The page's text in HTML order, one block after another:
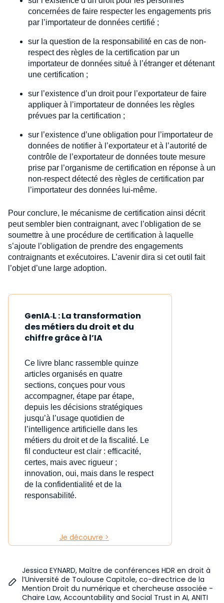
concernées de faire respecter les engagements pris
par l’importateur de données certifié ;
sur la question de la responsabilité en cas de non-
respect des règles de la certification par un
importateur de données situé à l’étranger et détenant
une certification ;
sur l’existence d’un droit pour l’exportateur de faire
appliquer à l’importateur de données les règles
prévues par la certification ;
sur l’existence d’une obligation pour l’importateur de
données de notifier à l’exportateur et à l’autorité de
contrôle de l’exportateur de données toute mesure
prise par l’organisme de certification en réponse à un
non-respect détecté des règles de certification par
l’importateur des données lui-même.
Pour conclure, le mécanisme de certification ainsi décrit
peut sembler bien contraignant, avec l’obligation de se
soumettre à une procédure de certification à laquelle
s’ajoute l’obligation de prendre des engagements
contraignants et exécutoires. L’avenir dira si cet outil fait
l’objet d’une large adoption.
GenIA‑L : La transformation
des métiers du droit et du
chiffre grâce à l’IA
Ce livre blanc rassemble quinze
articles organisés en quatre
sections, conçues pour vous
accompagner, étape par étape,
depuis les décisions stratégiques
jusqu’à l’usage quotidien de
l’intelligence artificielle dans les
métiers du droit et de la fiscalité. Le
fil conducteur est clair : efficacité,
certes, mais avec rigueur ;
innovation, oui, mais dans le respect
de la confidentialité et de la
responsabilité.
Je découvre >
Jessica EYNARD, Maître de conférences HDR en droit à
l’Université de Toulouse Capitole, co-directrice de la
Mention Droit du numérique et chercheuse associée -
Chaire Law, Accountability and Social Trust in AI, ANITI